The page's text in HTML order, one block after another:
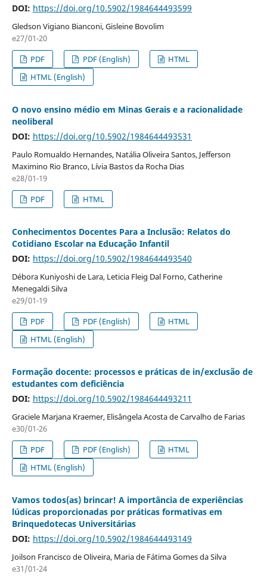
DOI: https://doi.org/10.5902/1984644493599
Gledson Vigiano Bianconi, Gisleine Bovolim
e27/01-20
PDF
PDF (English)
HTML
HTML (English)
O novo ensino médio em Minas Gerais e a racionalidade
neoliberal
DOI: https://doi.org/10.5902/1984644493531
Paulo Romualdo Hernandes, Natália Oliveira Santos, Jefferson
Maximino Rio Branco, Lívia Bastos da Rocha Dias
e28/01-19
PDF
HTML
Conhecimentos Docentes Para a Inclusão: Relatos do
Cotidiano Escolar na Educação Infantil
DOI: https://doi.org/10.5902/1984644493540
Débora Kuniyoshi de Lara, Leticia Fleig Dal Forno, Catherine
Menegaldi Silva
e29/01-19
PDF
PDF (English)
HTML
HTML (English)
Formação docente: processos e práticas de in/exclusão de
estudantes com deficiência
DOI: https://doi.org/10.5902/1984644493211
Graciele Marjana Kraemer, Elisângela Acosta de Carvalho de Farias
e30/01-26
PDF
PDF (English)
HTML
HTML (English)
Vamos todos(as) brincar! A importância de experiências
lúdicas proporcionadas por práticas formativas em
Brinquedotecas Universitárias
DOI: https://doi.org/10.5902/1984644493149
Joilson Francisco de Oliveira, Maria de Fátima Gomes da Silva
e31/01-24